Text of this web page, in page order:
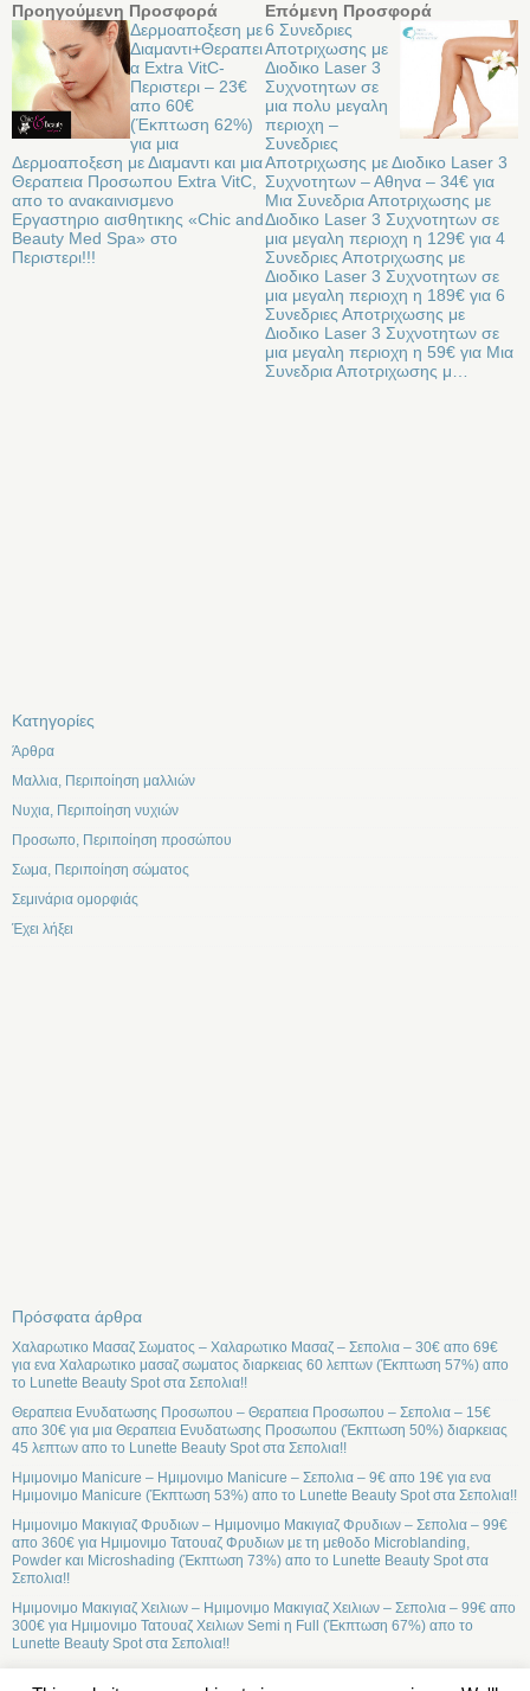
Προηγούμενη Προσφορά
Δερμοαποξεση με
Διαμαντι+Θεραπει
α Extra VitC-
Περιστερι – 23€
απο 60€
(Έκπτωση 62%)
για μια
Δερμοαποξεση με Διαμαντι και μια
Θεραπεια Προσωπου Extra VitC,
απο το ανακαινισμενο
Εργαστηριο αισθητικης «Chic and
Beauty Med Spa» στo
Περιστερι!!!
Επόμενη Προσφορά
6 Συνεδριες
Αποτριχωσης με
Διοδικο Laser 3
Συχνοτητων σε
μια πολυ μεγαλη
περιοχη –
Συνεδριες
Αποτριχωσης με Διοδικο Laser 3
Συχνοτητων – Αθηνα – 34€ για
Μια Συνεδρια Αποτριχωσης με
Διοδικο Laser 3 Συχνοτητων σε
μια μεγαλη περιοχη η 129€ για 4
Συνεδριες Αποτριχωσης με
Διοδικο Laser 3 Συχνοτητων σε
μια μεγαλη περιοχη η 189€ για 6
Συνεδριες Αποτριχωσης με
Διοδικο Laser 3 Συχνοτητων σε
μια μεγαλη περιοχη η 59€ για Μια
Συνεδρια Αποτριχωσης μ…
Kατηγορίες
Άρθρα
Μαλλια, Περιποίηση μαλλιών
Νυχια, Περιποίηση νυχιών
Προσωπο, Περιποίηση προσώπου
Σωμα, Περιποίηση σώματος
Σεμινάρια ομορφιάς
Έχει λήξει
Πρόσφατα άρθρα
Χαλαρωτικο Μασαζ Σωματος – Χαλαρωτικο Μασαζ – Σεπολια – 30€ απο 69€
για ενα Χαλαρωτικο μασαζ σωματος διαρκειας 60 λεπτων (Έκπτωση 57%) απο
το Lunette Beauty Spot στα Σεπολια!!
Θεραπεια Ενυδατωσης Προσωπου – Θεραπεια Προσωπου – Σεπολια – 15€
απο 30€ για μια Θεραπεια Ενυδατωσης Προσωπου (Έκπτωση 50%) διαρκειας
45 λεπτων απο το Lunette Beauty Spot στα Σεπολια!!
Ημιμονιμο Manicure – Ημιμονιμο Manicure – Σεπολια – 9€ απο 19€ για ενα
Ημιμονιμο Manicure (Έκπτωση 53%) απο το Lunette Beauty Spot στα Σεπολια!!
Ημιμονιμο Μακιγιαζ Φρυδιων – Ημιμονιμο Μακιγιαζ Φρυδιων – Σεπολια – 99€
απο 360€ για Ημιμονιμο Τατουαζ Φρυδιων με τη μεθοδο Microblanding,
Powder και Microshading (Έκπτωση 73%) απο το Lunette Beauty Spot στα
Σεπολια!!
Ημιμονιμο Μακιγιαζ Χειλιων – Ημιμονιμο Μακιγιαζ Χειλιων – Σεπολια – 99€ απο
300€ για Ημιμονιμο Τατουαζ Χειλιων Semi η Full (Έκπτωση 67%) απο το
Lunette Beauty Spot στα Σεπολια!!